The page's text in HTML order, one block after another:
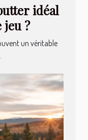
idéal
?
un véritable